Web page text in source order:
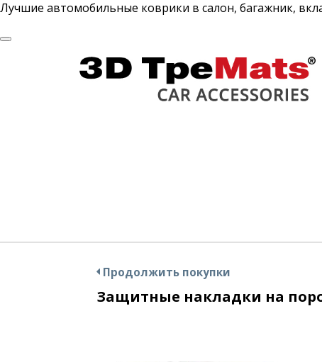
Лучшие автомобильные коврики в салон, багажник,
WeatherTech
Продолжить покупки
Защитные накладки на